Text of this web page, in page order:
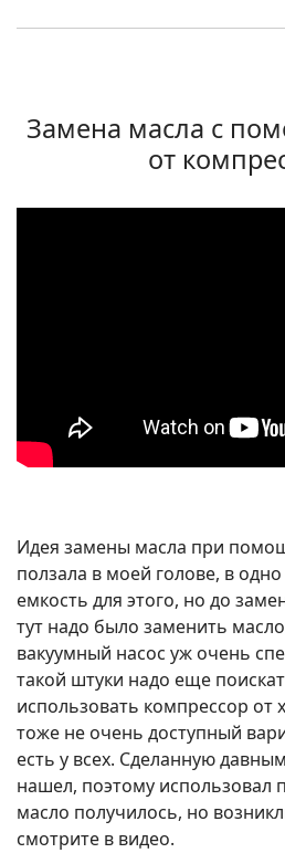
Замена масла с
от
Идея замены масла при
ползала в моей голове, в
емкость для этого, но до
тут надо было заменить
вакуумный насос уж очень
такой штуки надо еще
использовать компрессор от
тоже не очень доступный
есть у всех. Сделанную
нашел, поэтому использовал
масло получилось, но
смотрите в видео.